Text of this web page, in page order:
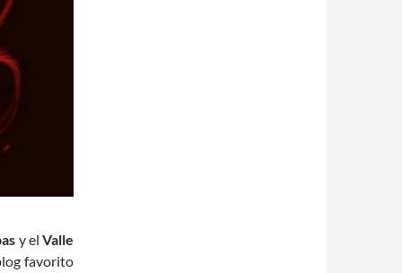
y elValle
favorito